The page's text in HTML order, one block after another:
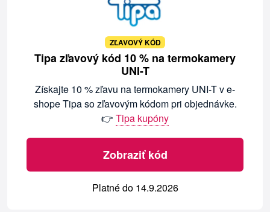
ZĽAVOVÝ KÓD
Tipa zľavový kód 10 % na termokamery
UNI-T
Získajte 10 % zľavu na termokamery UNI-T v e-
shope Tipa so zľavovým kódom pri objednávke.
👉 Tipa kupóny
Zobraziť kód
Platné do 14.9.2026